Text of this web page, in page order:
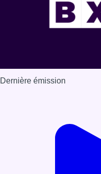
Dernière émission